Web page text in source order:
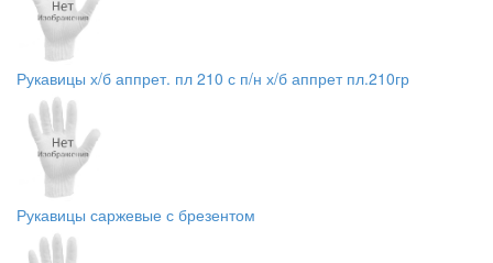
Рукавицы х/б аппрет. пл 210 с п/н х/б аппрет пл.210гр
Рукавицы саржевые с брезентом